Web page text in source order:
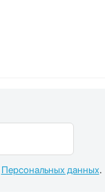
Персональных данных.